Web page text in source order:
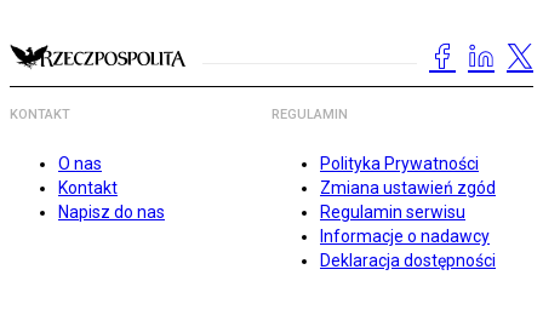
KONTAKT
O nas
Kontakt
Napisz do nas
REGULAMIN
Polityka Prywatności
Zmiana ustawień zgód
Regulamin serwisu
Informacje o nadawcy
Deklaracja dostępności